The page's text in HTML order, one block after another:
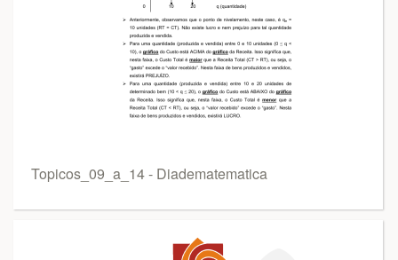
Topicos_09_a_14 - Diadematematica